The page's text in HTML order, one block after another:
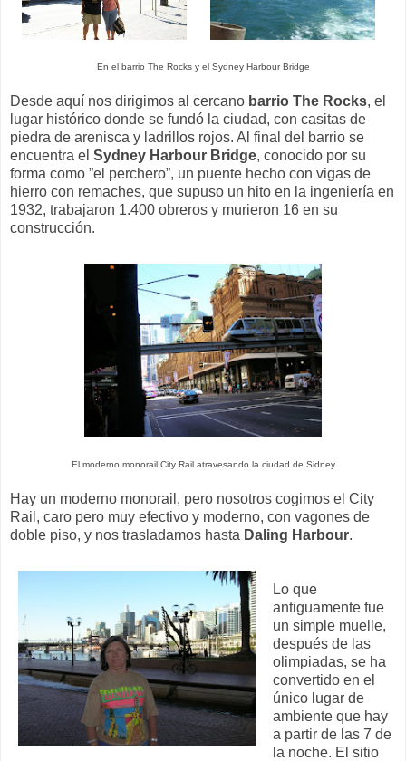
En el barrio The Rocks y el Sydney Harbour Bridge
Desde aquí nos dirigimos al cercano barrio The Rocks, el
lugar histórico donde se fundó la ciudad, con casitas de
piedra de arenisca y ladrillos rojos. Al final del barrio se
encuentra el Sydney Harbour Bridge, conocido por su
forma como ”el perchero”, un puente hecho con vigas de
hierro con remaches, que supuso un hito en la ingeniería en
1932, trabajaron 1.400 obreros y murieron 16 en su
construcción.
El moderno monorail City Rail atravesando la ciudad de Sidney
Hay un moderno monorail, pero nosotros cogimos el City
Rail, caro pero muy efectivo y moderno, con vagones de
doble piso, y nos trasladamos hasta Daling Harbour.
Lo que
antiguamente fue
un simple muelle,
después de las
olimpiadas, se ha
convertido en el
único lugar de
ambiente que hay
a partir de las 7 de
la noche. El sitio